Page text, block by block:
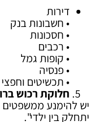
דירות
• חשבונות בנק
• חסכונות
• רכבים
• קופות גמל
• פנסיה
• תכשיטים
חלוקת רכוש
יש להימנע ממשפטים
יתחלק בין ילדי".